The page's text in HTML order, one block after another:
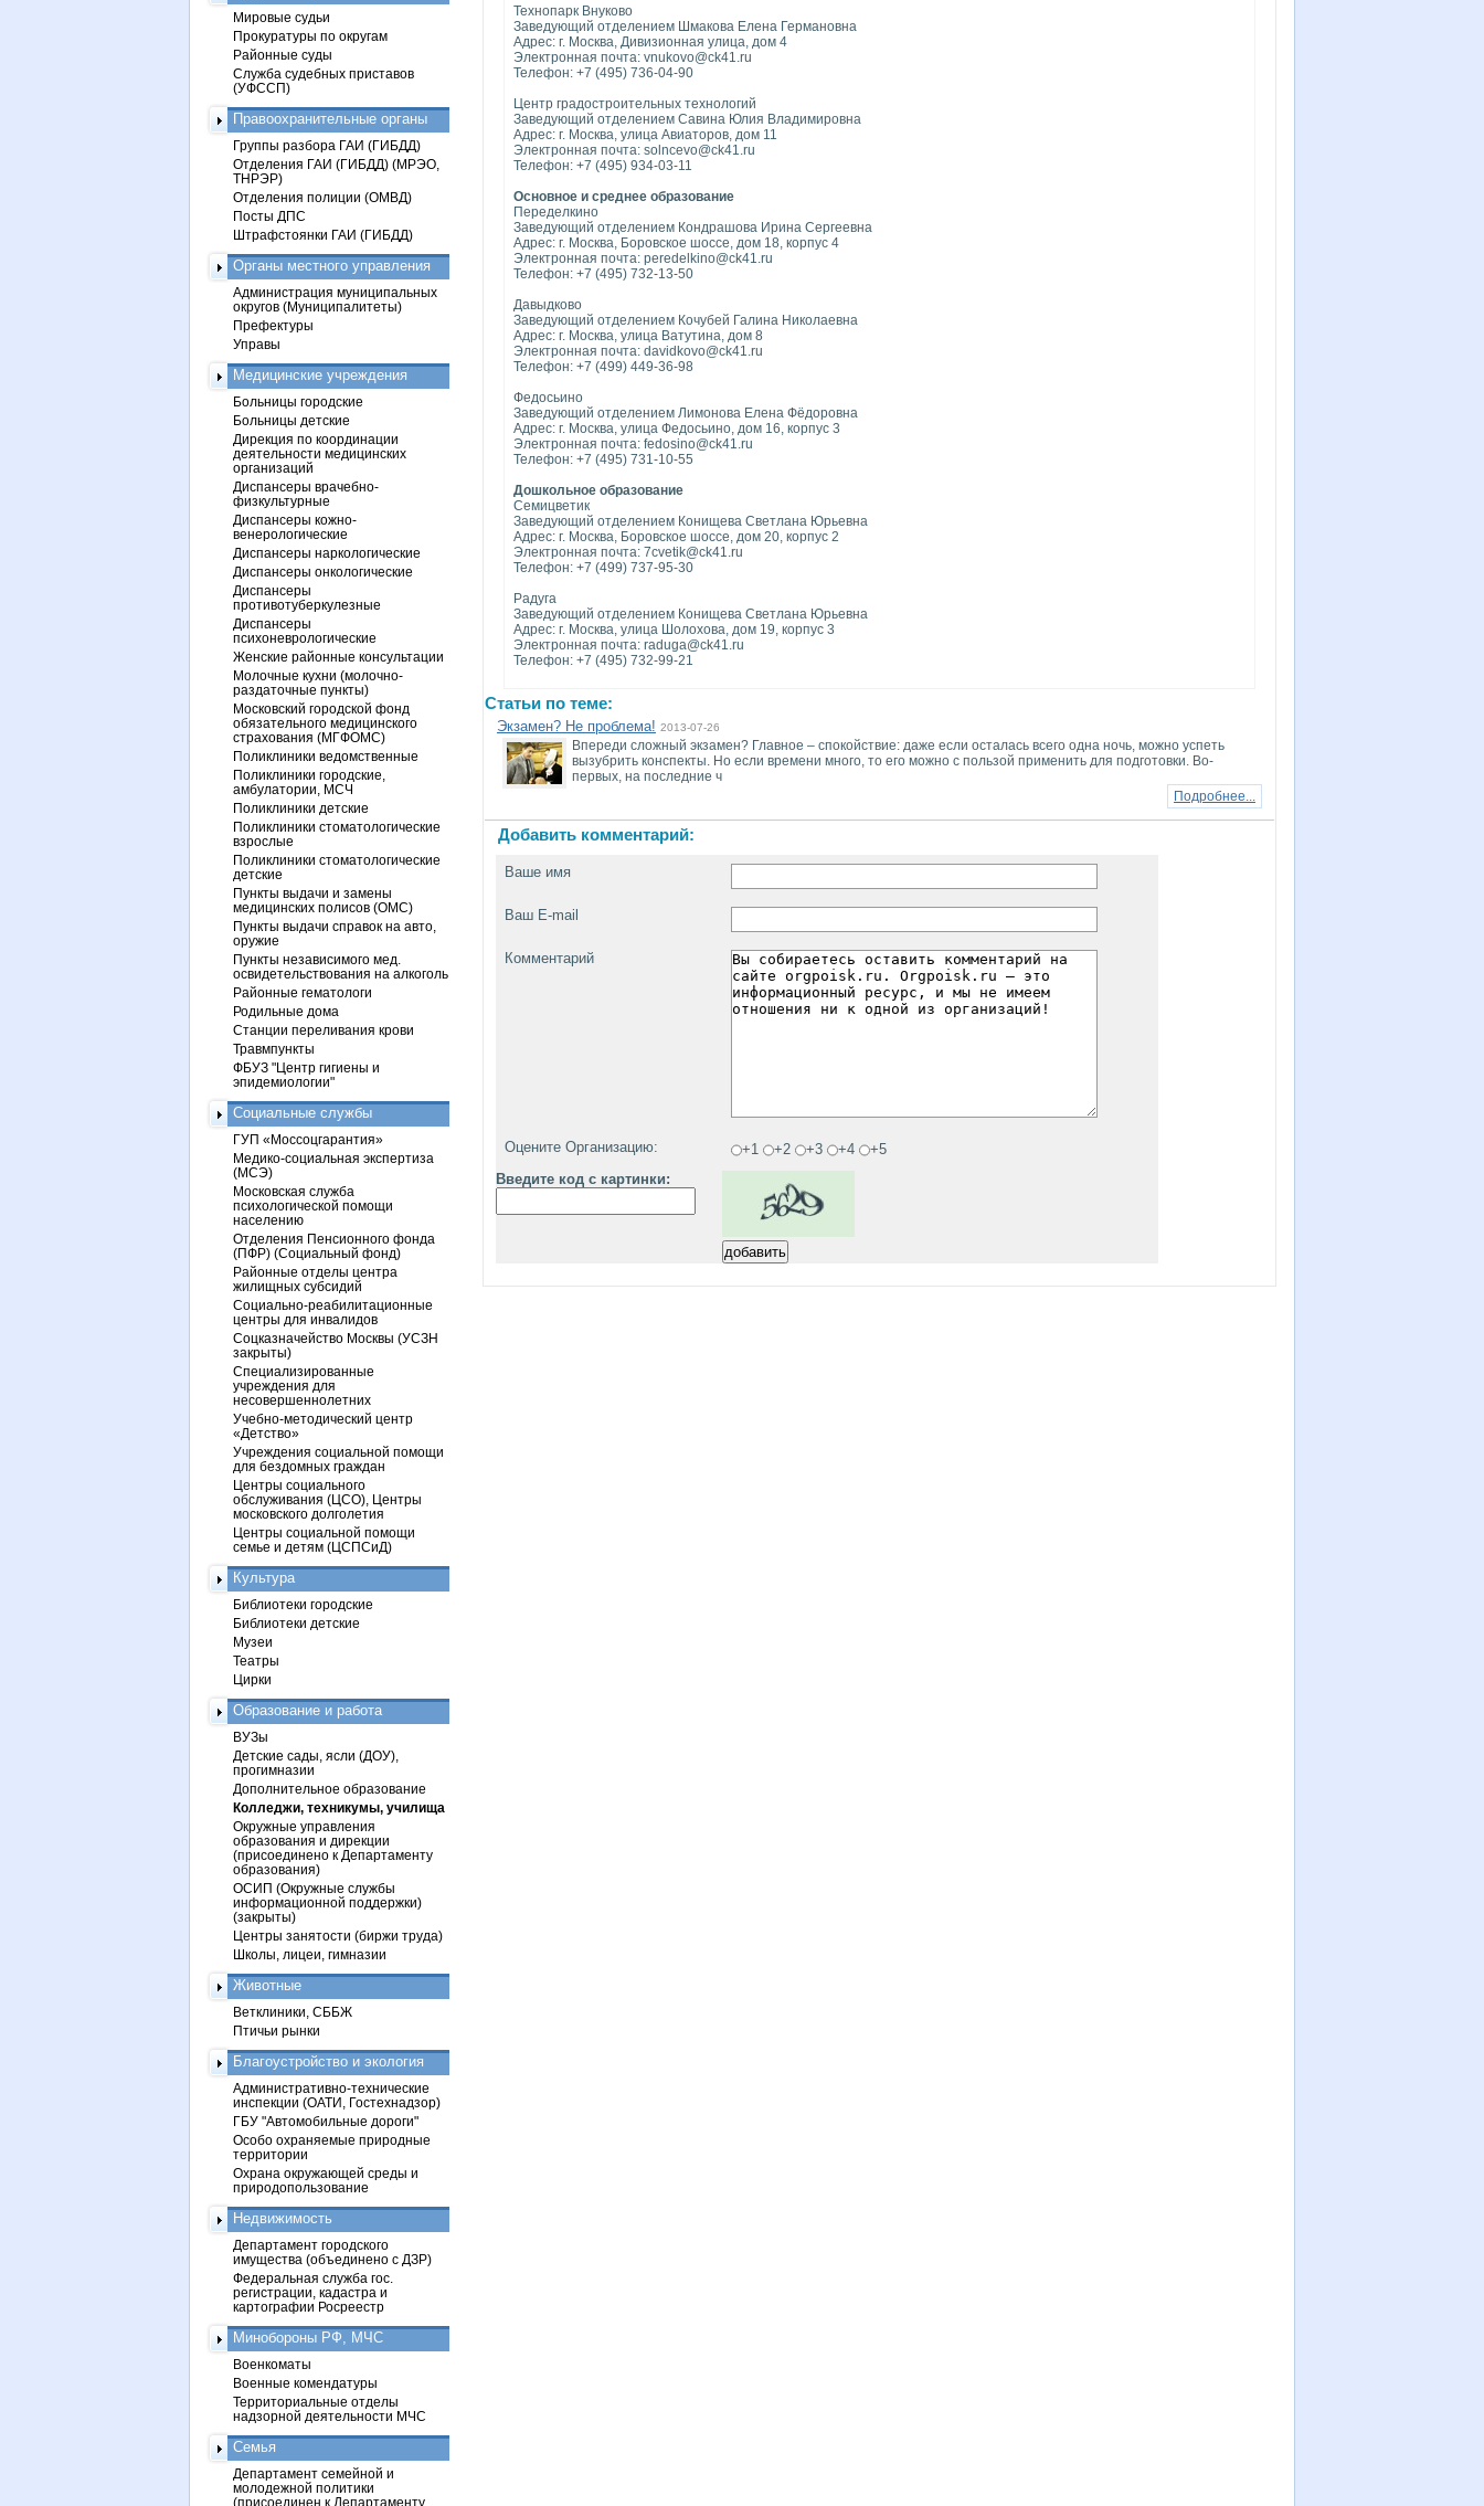
Технопарк Внуково
Заведующий отделением Шмакова Елена Германовна
Адрес: г. Москва, Дивизионная улица, дом 4
Электронная почта: vnukovo@ck41.ru
Телефон: +7 (495) 736-04-90
Центр градостроительных технологий
Заведующий отделением Савина Юлия Владимировна
Адрес: г. Москва, улица Авиаторов, дом 11
Электронная почта: solncevo@ck41.ru
Телефон: +7 (495) 934-03-11
Основное и среднее образование
Переделкино
Заведующий отделением Кондрашова Ирина Сергеевна
Адрес: г. Москва, Боровское шоссе, дом 18, корпус 4
Электронная почта: peredelkino@ck41.ru
Телефон: +7 (495) 732-13-50
Давыдково
Заведующий отделением Кочубей Галина Николаевна
Адрес: г. Москва, улица Ватутина, дом 8
Электронная почта: davidkovo@ck41.ru
Телефон: +7 (499) 449-36-98
Федосьино
Заведующий отделением Лимонова Елена Фёдоровна
Адрес: г. Москва, улица Федосьино, дом 16, корпус 3
Электронная почта: fedosino@ck41.ru
Телефон: +7 (495) 731-10-55
Дошкольное образование
Семицветик
Заведующий отделением Конищева Светлана Юрьевна
Адрес: г. Москва, Боровское шоссе, дом 20, корпус 2
Электронная почта: 7cvetik@ck41.ru
Телефон: +7 (499) 737-95-30
Радуга
Заведующий отделением Конищева Светлана Юрьевна
Адрес: г. Москва, улица Шолохова, дом 19, корпус 3
Электронная почта: raduga@ck41.ru
Телефон: +7 (495) 732-99-21
Статьи по теме:
Экзамен? Не проблема! 2013-07-26
Впереди сложный экзамен? Главное – спокойствие: даже если осталась всего одна ночь, можно успеть
вызубрить конспекты. Но если времени много, то его можно с пользой применить для подготовки. Во-
первых, на последние ч
Подробнее...
Добавить комментарий:
Ваше имя
Ваш E-mail
Комментарий
Оцените Организацию: +1 +2 +3 +4
+5
Введите код с картинки:
Мировые судьи
Прокуратуры по округам
Районные суды
Служба судебных приставов
(УФССП)
Правоохранительные органы
Группы разбора ГАИ (ГИБДД)
Отделения ГАИ (ГИБДД) (МРЭО,
ТНРЭР)
Отделения полиции (ОМВД)
Посты ДПС
Штрафстоянки ГАИ (ГИБДД)
Органы местного управления
Администрация муниципальных
округов (Муниципалитеты)
Префектуры
Управы
Медицинские учреждения
Больницы городские
Больницы детские
Дирекция по координации
деятельности медицинских
организаций
Диспансеры врачебно-
физкультурные
Диспансеры кожно-
венерологические
Диспансеры наркологические
Диспансеры онкологические
Диспансеры
противотуберкулезные
Диспансеры
психоневрологические
Женские районные консультации
Молочные кухни (молочно-
раздаточные пункты)
Московский городской фонд
обязательного медицинского
страхования (МГФОМС)
Поликлиники ведомственные
Поликлиники городские,
амбулатории, МСЧ
Поликлиники детские
Поликлиники стоматологические
взрослые
Поликлиники стоматологические
детские
Пункты выдачи и замены
медицинских полисов (ОМС)
Пункты выдачи справок на авто,
оружие
Пункты независимого мед.
освидетельствования на алкоголь
Районные гематологи
Родильные дома
Станции переливания крови
Травмпункты
ФБУЗ "Центр гигиены и
эпидемиологии"
Социальные службы
ГУП «Моссоцгарантия»
Медико-социальная экспертиза
(МСЭ)
Московская служба
психологической помощи
населению
Отделения Пенсионного фонда
(ПФР) (Социальный фонд)
Районные отделы центра
жилищных субсидий
Социально-реабилитационные
центры для инвалидов
Соцказначейство Москвы (УСЗН
закрыты)
Специализированные
учреждения для
несовершеннолетних
Учебно-методический центр
«Детство»
Учреждения социальной помощи
для бездомных граждан
Центры социального
обслуживания (ЦСО), Центры
московского долголетия
Центры социальной помощи
семье и детям (ЦСПСиД)
Культура
Библиотеки городские
Библиотеки детские
Музеи
Театры
Цирки
Образование и работа
ВУЗы
Детские сады, ясли (ДОУ),
прогимназии
Дополнительное образование
Колледжи, техникумы, училища
Окружные управления
образования и дирекции
(присоединено к Департаменту
образования)
ОСИП (Окружные службы
информационной поддержки)
(закрыты)
Центры занятости (биржи труда)
Школы, лицеи, гимназии
Животные
Ветклиники, СББЖ
Птичьи рынки
Благоустройство и экология
Административно-технические
инспекции (ОАТИ, Гостехнадзор)
ГБУ "Автомобильные дороги"
Особо охраняемые природные
территории
Охрана окружающей среды и
природопользование
Недвижимость
Департамент городского
имущества (объединено с ДЗР)
Федеральная служба гос.
регистрации, кадастра и
картографии Росреестр
Минобороны РФ, МЧС
Военкоматы
Военные комендатуры
Территориальные отделы
надзорной деятельности МЧС
Семья
Департамент семейной и
молодежной политики
(присоединен к Департаменту